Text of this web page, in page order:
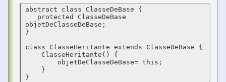
abstract class ClasseDeBase {
objetDeClasseDeBase;
}
class ClasseHeritante extends ClasseDeBase {
}